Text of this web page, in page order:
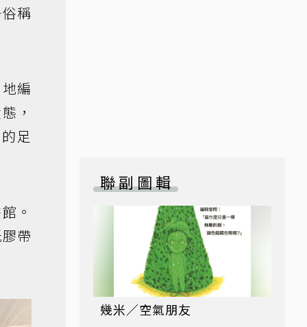
稱
編
，
足
。
帶
聯副圖輯
幾米／空氣朋友